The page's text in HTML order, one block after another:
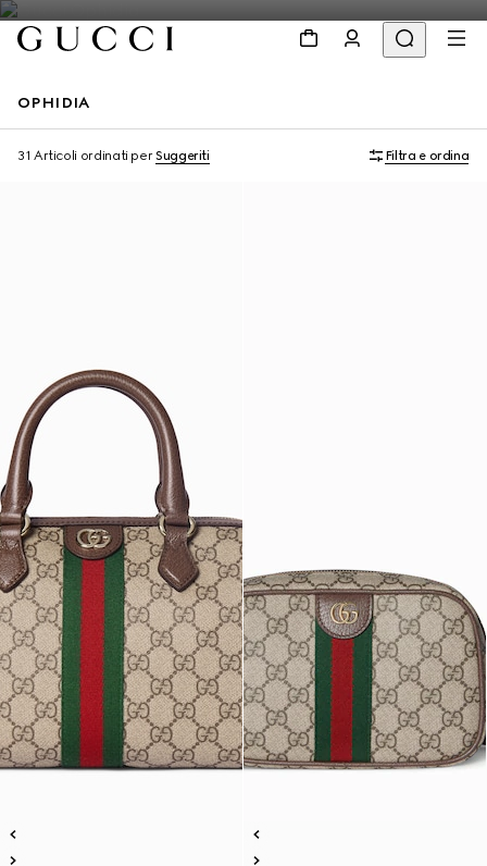
OPHIDIA
31 Articoli ordinati perSuggeriti Filtra e ordina
Personalizza con le iniziali Personalizza con le iniziali